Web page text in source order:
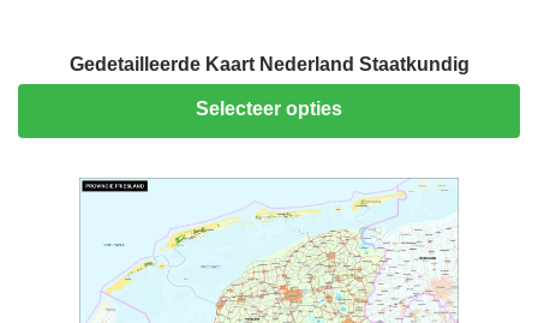
Gedetailleerde Kaart Nederland Staatkundig
Selecteer opties